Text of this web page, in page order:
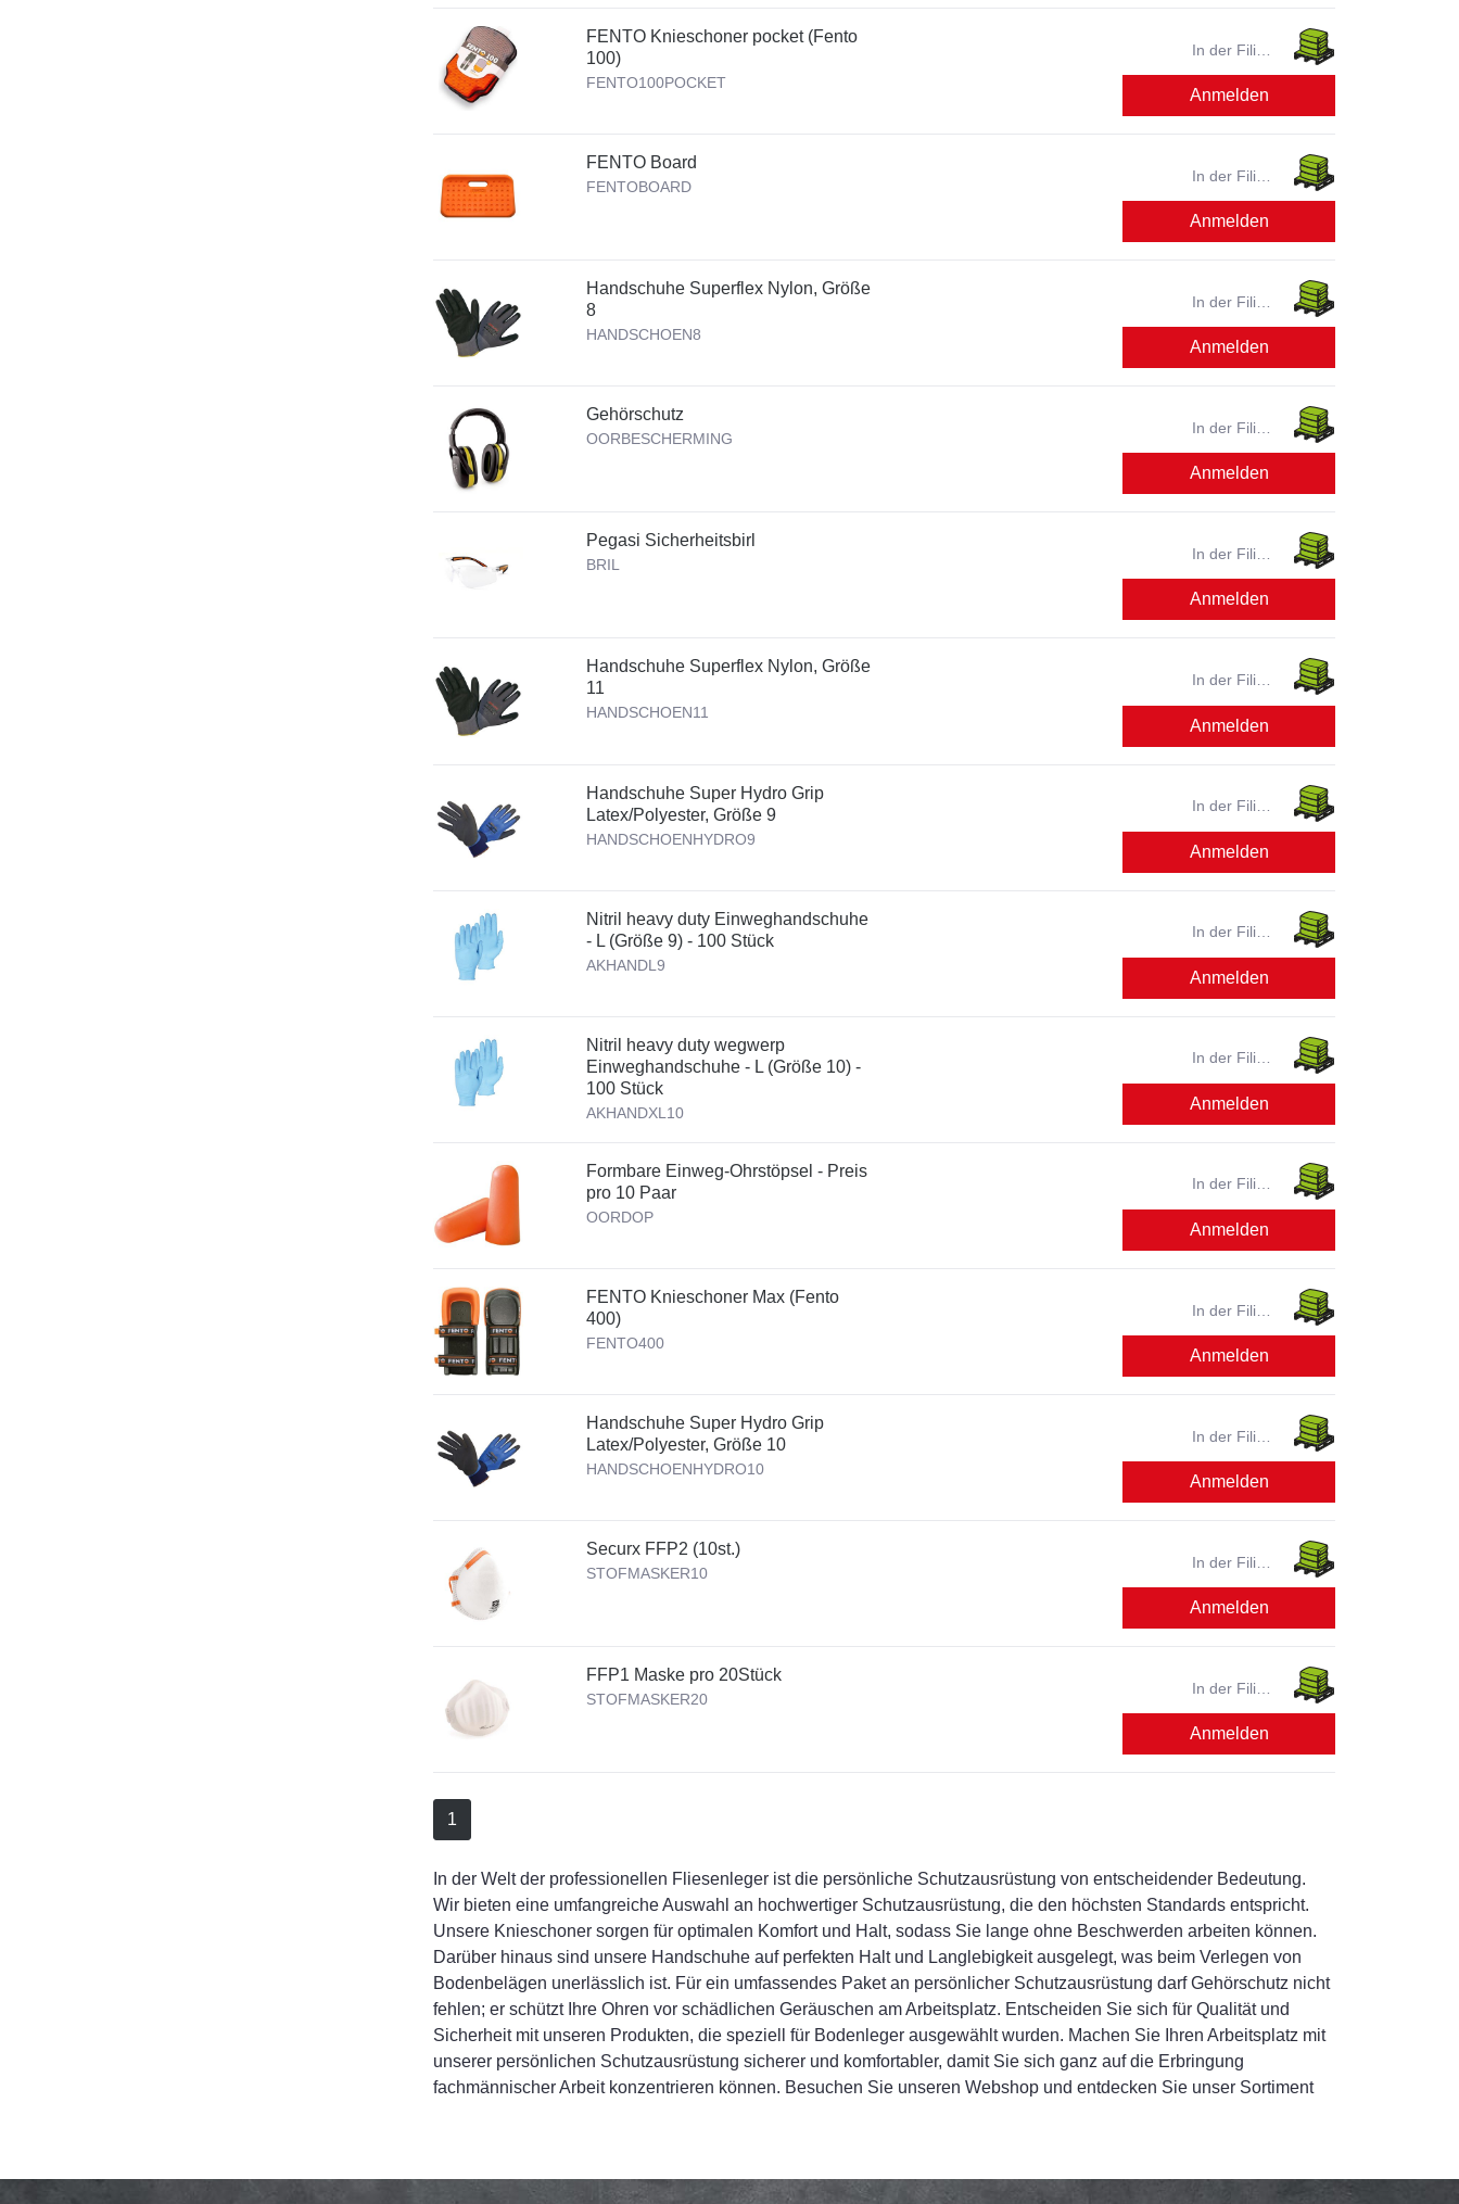
FENTO Knieschoner pocket (Fento
100)
FENTO100POCKET
In der Filiale
Anmelden
FENTO Board
FENTOBOARD
In der Filiale
Anmelden
Handschuhe Superflex Nylon, Größe
8
HANDSCHOEN8
In der Filiale
Anmelden
Gehörschutz
OORBESCHERMING
In der Filiale
Anmelden
Pegasi Sicherheitsbirl
BRIL
In der Filiale
Anmelden
Handschuhe Superflex Nylon, Größe
11
HANDSCHOEN11
In der Filiale
Anmelden
Handschuhe Super Hydro Grip
Latex/Polyester, Größe 9
HANDSCHOENHYDRO9
In der Filiale
Anmelden
Nitril heavy duty Einweghandschuhe
- L (Größe 9) - 100 Stück
AKHANDL9
In der Filiale
Anmelden
Nitril heavy duty wegwerp
Einweghandschuhe - L (Größe 10) -
100 Stück
AKHANDXL10
In der Filiale
Anmelden
Formbare Einweg-Ohrstöpsel - Preis
pro 10 Paar
OORDOP
In der Filiale
Anmelden
FENTO Knieschoner Max (Fento
400)
FENTO400
In der Filiale
Anmelden
Handschuhe Super Hydro Grip
Latex/Polyester, Größe 10
HANDSCHOENHYDRO10
In der Filiale
Anmelden
Securx FFP2 (10st.)
STOFMASKER10
In der Filiale
Anmelden
FFP1 Maske pro 20Stück
STOFMASKER20
In der Filiale
Anmelden
1
In der Welt der professionellen Fliesenleger ist die persönliche Schutzausrüstung von entscheidender Bedeutung.
Wir bieten eine umfangreiche Auswahl an hochwertiger Schutzausrüstung, die den höchsten Standards entspricht.
Unsere Knieschoner sorgen für optimalen Komfort und Halt, sodass Sie lange ohne Beschwerden arbeiten können.
Darüber hinaus sind unsere Handschuhe auf perfekten Halt und Langlebigkeit ausgelegt, was beim Verlegen von
Bodenbelägen unerlässlich ist. Für ein umfassendes Paket an persönlicher Schutzausrüstung darf Gehörschutz nicht
fehlen; er schützt Ihre Ohren vor schädlichen Geräuschen am Arbeitsplatz. Entscheiden Sie sich für Qualität und
Sicherheit mit unseren Produkten, die speziell für Bodenleger ausgewählt wurden. Machen Sie Ihren Arbeitsplatz mit
unserer persönlichen Schutzausrüstung sicherer und komfortabler, damit Sie sich ganz auf die Erbringung
fachmännischer Arbeit konzentrieren können. Besuchen Sie unseren Webshop und entdecken Sie unser Sortiment